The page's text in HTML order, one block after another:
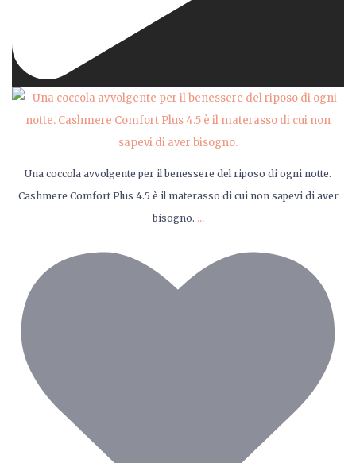
Una coccola avvolgente per il benessere del riposo di ogni notte.
Cashmere Comfort Plus 4.5 è il materasso di cui non sapevi di aver
bisogno. ...